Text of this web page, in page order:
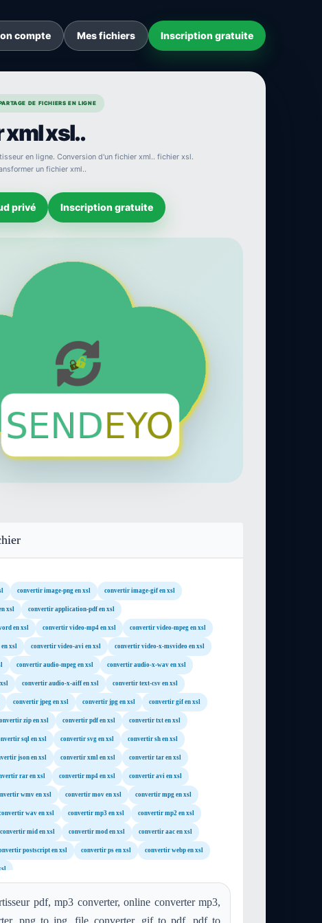
compte Mes fichiers Inscription gratuite
DE FICHIERS EN LIGNE
xsl..
en ligne. Conversion d'un fichier xml.. fichier xsl.
un fichier xml..
privé Inscription gratuite
convertir image-png en xsl convertir image-gif en xsl
xsl convertir application-pdf en xsl
en xsl convertir video-mp4 en xsl convertir video-mpeg en xsl
xsl convertir video-avi en xsl convertir video-x-msvideo en xsl
convertir audio-mpeg en xsl convertir audio-x-wav en xsl
convertir audio-x-aiff en xsl convertir text-csv en xsl
convertir jpeg en xsl convertir jpg en xsl convertir gif en xsl
zip en xsl convertir pdf en xsl convertir txt en xsl
sql en xsl convertir svg en xsl convertir sh en xsl
json en xsl convertir xml en xsl convertir tar en xsl
rar en xsl convertir mp4 en xsl convertir avi en xsl
wmv en xsl convertir mov en xsl convertir mpg en xsl
wav en xsl convertir mp3 en xsl convertir mp2 en xsl
convertir mid en xsl convertir mod en xsl convertir aac en xsl
postscript en xsl convertir ps en xsl convertir webp en xsl
pdf, mp3 converter, online converter mp3,